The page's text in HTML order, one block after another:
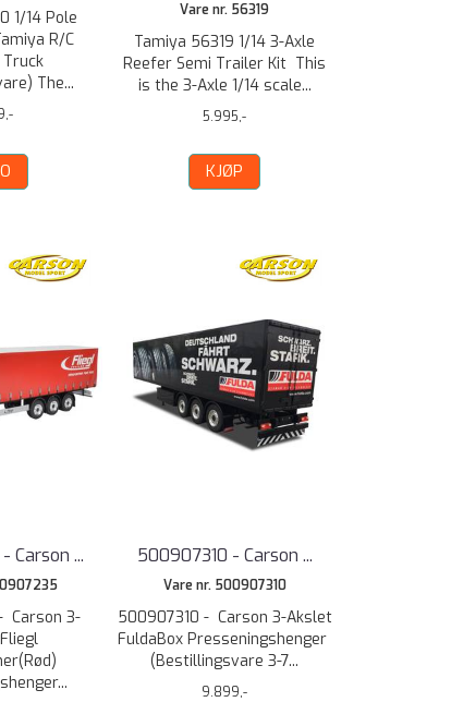
1/14 Pole
R/C
The...
Vare nr. 56319
Tamiya 56319 1/14 3-Axle
Reefer Semi Trailer Kit This
is the 3-Axle 1/14 scale...
5.995,-
KJØP
Carson ...
Carson 3-
500907310 - Carson ...
Vare nr. 500907310
500907310 - Carson 3-Akslet
FuldaBox Presseningshenger
(Bestillingsvare 3-7...
9.899,-